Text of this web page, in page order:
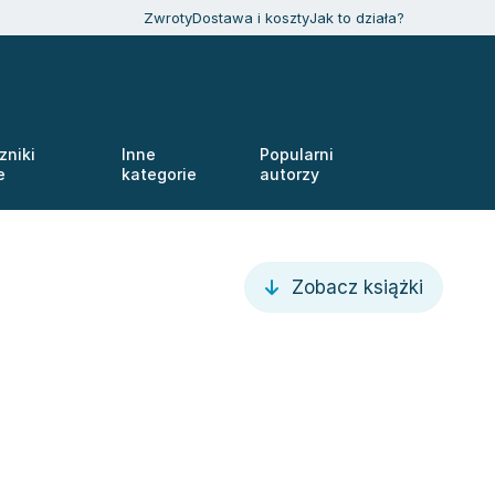
ZwrotyDostawa i kosztyJak to działa?
Inne
kategorie
Popularni
autorzy
Zobacz książki